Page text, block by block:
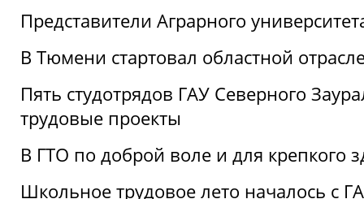
Представители Аграрного
В Тюмени стартовал областной
Пять студотрядов ГАУ Северного
трудовые проекты
В ГТО по доброй воле и для крепкого
Школьное трудовое лето началось с